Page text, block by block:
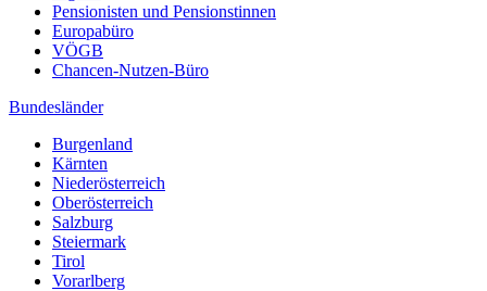
Pensionisten und Pensionstinnen
Europabüro
VÖGB
Chancen-Nutzen-Büro
Bundesländer
Burgenland
Kärnten
Niederösterreich
Oberösterreich
Salzburg
Steiermark
Tirol
Vorarlberg